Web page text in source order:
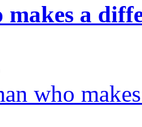
makes a
who